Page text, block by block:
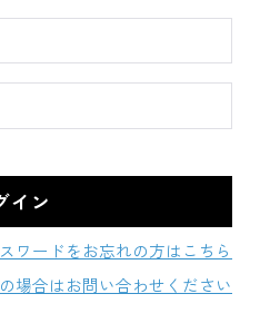
ワードをお忘れの方はこちら
場合はお問い合わせください